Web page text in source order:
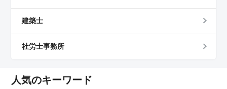
建築士
社労士事務所
人気のキーワード